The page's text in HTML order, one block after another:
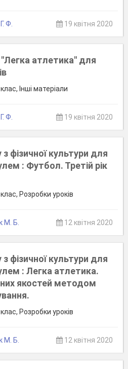
Ф. 19 квітня 2020
атлетика" для
Інші матеріали
Ф. 19 квітня 2020
фізичної культури для
: Футбол. Третій рік
Розробки уроків
М. Б. 12 квітня 2020
фізичної культури для
: Легка атлетика.
якостей методом
Розробки уроків
М. Б. 12 квітня 2020